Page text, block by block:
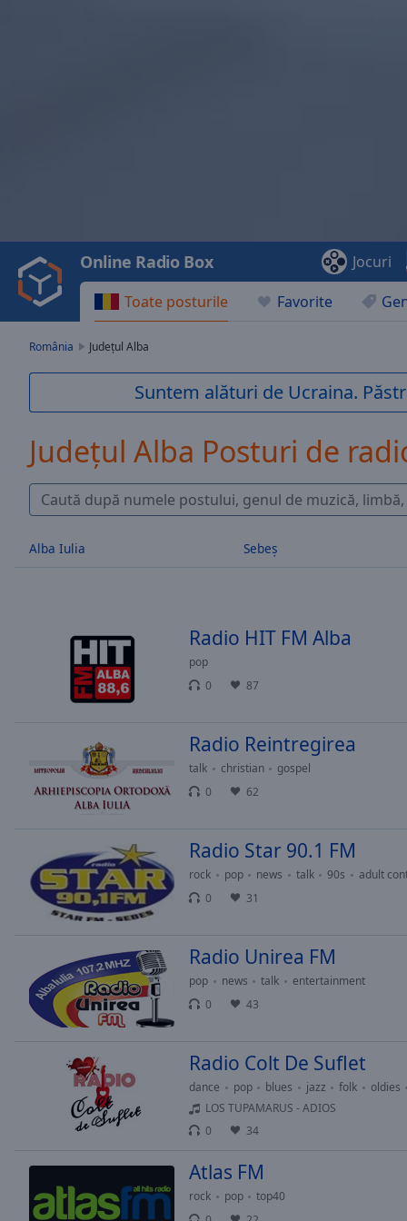
Video
Play
Backward
Skip
Current
Duration
-:-
Loaded
Stream
Seek to
Remaining
Chapters
Descriptions
descriptions
off,
selected
subtitles
settings,
subtitles
settings
dialog
subtitles
Audio
Track
Toate posturile Favorite
Online Radio Box Jocuri
România Județul Alba
Suntem alături de Ucraina.
Județul Alba Posturi de
Alba Iulia
Sebeş
Radio HIT FM Alba
pop
0
87
Radio Reintregirea
talk christian
gospel
0
62
Radio Star 90.1 FM
rock pop news talk 90s adult
0
31
Radio Unirea FM
pop news talk
entertainment
0
43
Radio Colt De Suflet
dance pop blues jazz folk oldies
LOS TUPAMARUS - ADIOS
0
34
Atlas FM
rock pop
top40